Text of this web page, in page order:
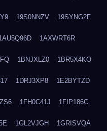
19S0NNZV 19SYNG2F
1AXWRT6R
1BNJXLZ0 1BR5X4KO
1DRJ3XP8 1E2BYTZD
1FH0C41J 1FIP186C
1GL2VJGH 1GRISVQA